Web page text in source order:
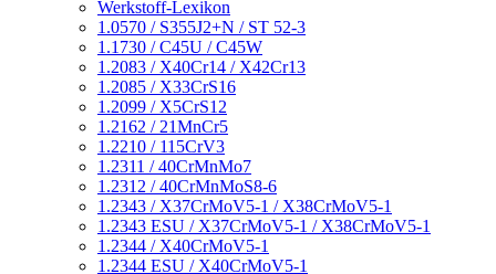
Werkstoff-Lexikon
1.0570 / S355J2+N / ST 52-3
1.1730 / C45U / C45W
1.2083 / X40Cr14 / X42Cr13
1.2085 / X33CrS16
1.2099 / X5CrS12
1.2162 / 21MnCr5
1.2210 / 115CrV3
1.2311 / 40CrMnMo7
1.2312 / 40CrMnMoS8-6
1.2343 / X37CrMoV5-1 / X38CrMoV5-1
1.2343 ESU / X37CrMoV5-1 / X38CrMoV5-1
1.2344 / X40CrMoV5-1
1.2344 ESU / X40CrMoV5-1